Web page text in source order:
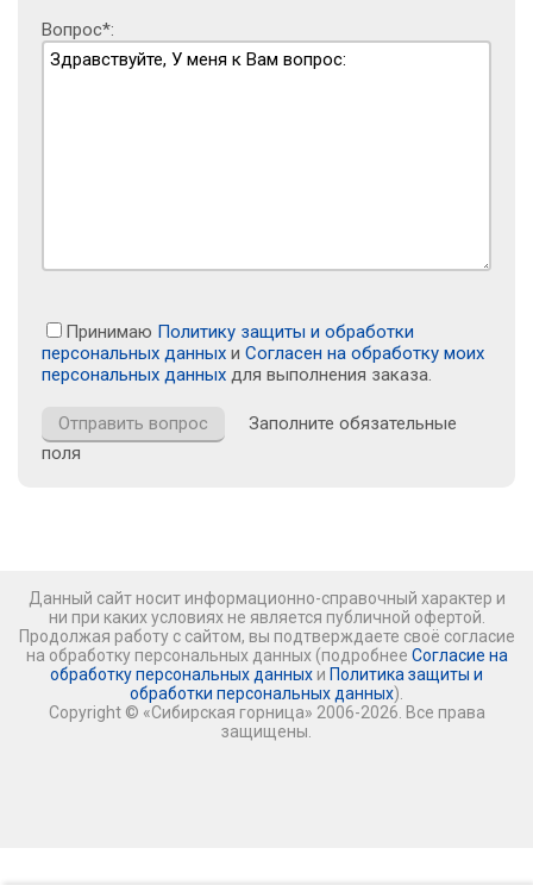
Вопрос*:
Принимаю Политику защиты и обработки
персональных данных и Согласен на обработку моих
персональных данных для выполнения заказа.
Заполните обязательные
поля
Данный сайт носит информационно-справочный характер и
ни при каких условиях не является публичной офертой.
Продолжая работу с сайтом, вы подтверждаете своё согласие
на обработку персональных данных (подробнее Согласие на
обработку персональных данных и Политика защиты и
обработки персональных данных).
Copyright © «Сибирская горница» 2006-2026. Все права
защищены.